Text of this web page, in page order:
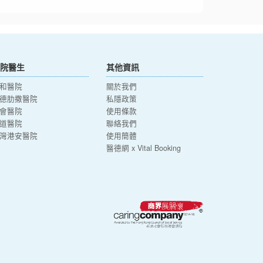
醫生
醫院
肋撒醫院
醫院
醫院
港安醫院
其他資訊
關於我們
私隱政策
使用條款
聯絡我們
使用簡體
醫德網 x Vital Booking